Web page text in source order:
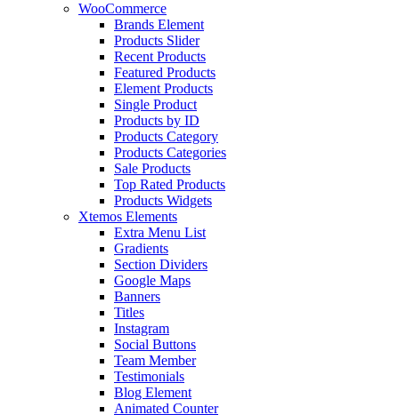
WooCommerce
Brands Element
Products Slider
Recent Products
Featured Products
Element Products
Single Product
Products by ID
Products Category
Products Categories
Sale Products
Top Rated Products
Products Widgets
Xtemos Elements
Extra Menu List
Gradients
Section Dividers
Google Maps
Banners
Titles
Instagram
Social Buttons
Team Member
Testimonials
Blog Element
Animated Counter